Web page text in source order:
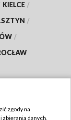
KIELCE /
/
/
zgody na
zbierania danych,